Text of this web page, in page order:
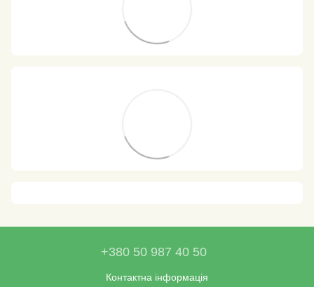
+380 50 987 40 50
Контактна інформація